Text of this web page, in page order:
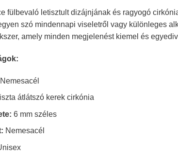
fülbevaló letisztult dizájnjának és ragyogó
szó mindennapi viseletről vagy különleges
amely minden megjelenést kiemel és
Nemesacél
átlátszó kerek cirkónia
6 mm széles
Nemesacél